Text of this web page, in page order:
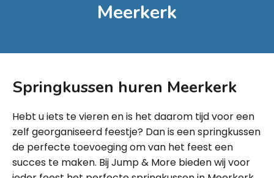
Meerkerk
Springkussen huren Meerkerk
Hebt u iets te vieren en is het daarom tijd voor een
zelf georganiseerd feestje? Dan is een springkussen
de perfecte toevoeging om van het feest een
succes te maken. Bij Jump & More bieden wij voor